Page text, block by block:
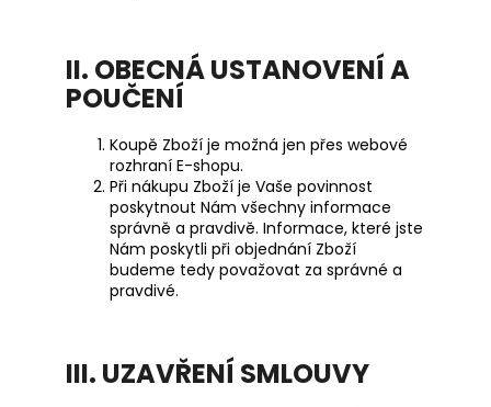
II. OBECNÁ USTANOVENÍ A
POUČENÍ
Koupě Zboží je možná jen přes webové
rozhraní E-shopu.
Při nákupu Zboží je Vaše povinnost
poskytnout Nám všechny informace
správně a pravdivě. Informace, které jste
Nám poskytli při objednání Zboží
budeme tedy považovat za správné a
pravdivé.
III. UZAVŘENÍ SMLOUVY